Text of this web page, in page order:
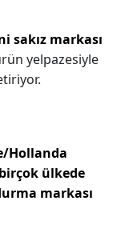
sakız markası
yelpazesiyle
Hollanda
ülkede
markası